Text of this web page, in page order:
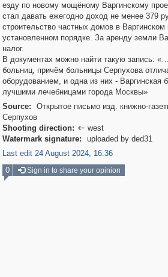
езду по новому мощёному Варгинскому
стал давать ежегодно доход не менее 379
строительство частных домов в
установленном порядке. За аренду земли
налог.
В документах можно найти такую запись:
больниц, причём больницы Серпухова
оборудованием, и одна из них - Варгинская
лучшими лечебницами города Москвы»
Source:
Открытое письмо изд. книжно-
Серпухов
Shooting direction:  west
Watermark signature:
uploaded by ded31
Last edit 24 August 2024, 16:36
0
Sign in to share your opinion